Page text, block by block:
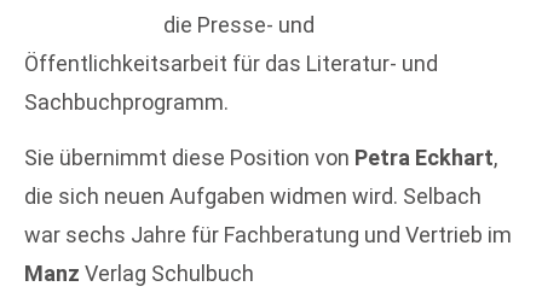
die Presse- und
Öffentlichkeitsarbeit für das Literatur- und
Sachbuchprogramm.
Sie übernimmt diese Position von Petra Eckhart,
die sich neuen Aufgaben widmen wird. Selbach
war sechs Jahre für Fachberatung und Vertrieb im
Manz Verlag Schulbuch